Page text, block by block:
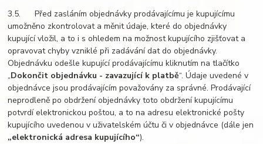
3.5. Před zasláním objednávky prodávajícímu je kupujícímu
umožněno zkontrolovat a měnit údaje, které do objednávky
kupující vložil, a to i s ohledem na možnost kupujícího zjišťovat a
opravovat chyby vzniklé při zadávání dat do objednávky.
Objednávku odešle kupující prodávajícímu kliknutím na tlačítko
„Dokončit objednávku - zavazující k platbě“. Údaje uvedené v
objednávce jsou prodávajícím považovány za správné. Prodávající
neprodleně po obdržení objednávky toto obdržení kupujícímu
potvrdí elektronickou poštou, a to na adresu elektronické pošty
kupujícího uvedenou v uživatelském účtu či v objednávce (dále jen
„elektronická adresa kupujícího“).